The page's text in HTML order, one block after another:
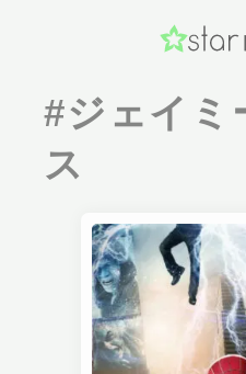
#ジェイミ
ス